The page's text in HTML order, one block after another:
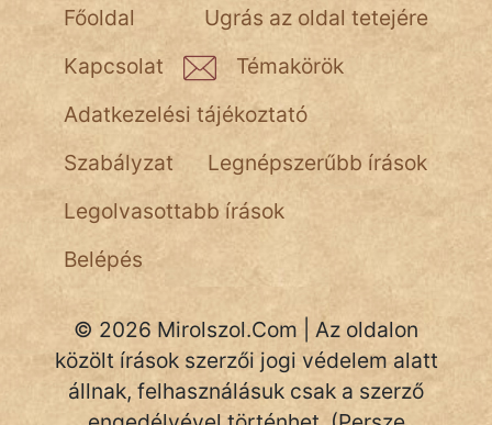
Ugrás az oldal tetejére
Főoldal
Kapcsolat
Témakörök
Adatkezelési tájékoztató
Szabályzat
Legnépszerűbb írások
Legolvasottabb írások
Belépés
© 2026 Mirolszol.Com | Az oldalon
közölt írások szerzői jogi védelem alatt
állnak, felhasználásuk csak a szerző